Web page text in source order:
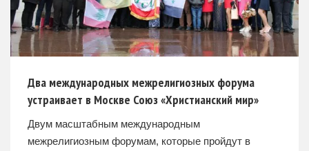
Два международных межрелигиозных форума
устраивает в Москве Союз «Христианский мир»
Двум масштабным международным
межрелигиозным форумам, которые пройдут в